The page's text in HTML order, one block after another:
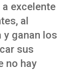
excelente
al
y ganan los
sus
no hay